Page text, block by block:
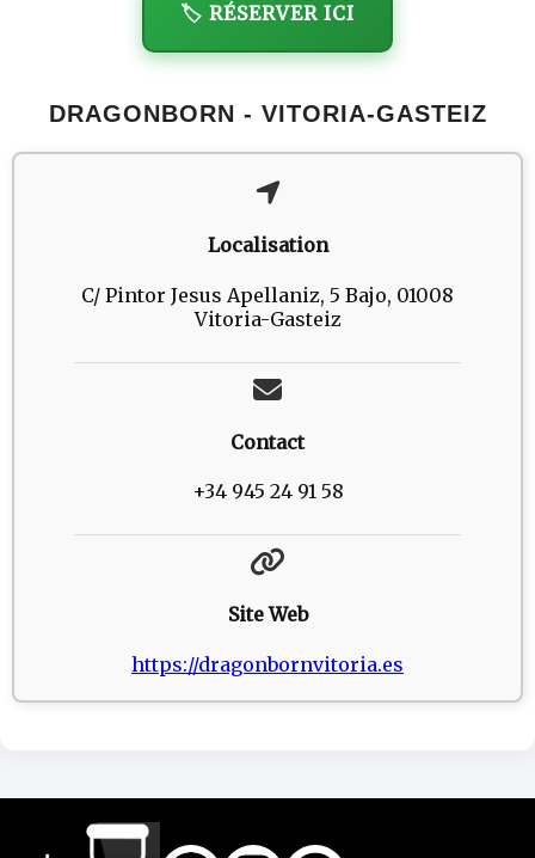
🏷️ RÉSERVER ICI
DRAGONBORN - VITORIA-GASTEIZ
Localisation
C/ Pintor Jesus Apellaniz, 5 Bajo, 01008
Vitoria-Gasteiz
Contact
+34 945 24 91 58
Site Web
https://dragonbornvitoria.es